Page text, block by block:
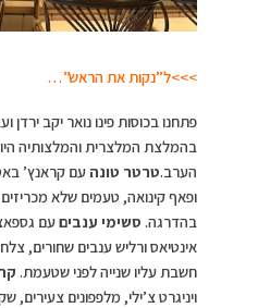
>>>ל”נקות את הראש”…
פתחנו בכוסות פינו נואר יקב ירדן
בהמלצת המלצרית והמלצותיה
הערב.טרטר טונה עם קראנץ’
ופאף קינואה, טעמים שלא
בהדרגה. סשימי ענביםעם
אינטיאס ורליש ענבים שחורים,
חשבת עליו שנייה לפני שטעמת.
ויניגרט צ’ילי, מלפפונים